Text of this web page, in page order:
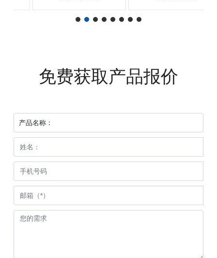
免费获取产品报价
产品名称：